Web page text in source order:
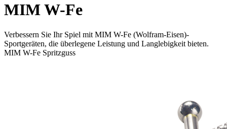
MIM W-Fe
Verbessern Sie Ihr Spiel mit MIM W-Fe (Wolfram-Eisen)-
Sportgeräten, die überlegene Leistung und Langlebigkeit bieten.
MIM W-Fe Spritzguss